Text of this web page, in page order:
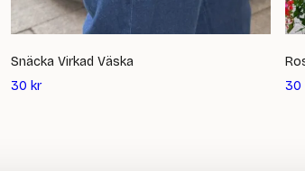
Snäcka Virkad Väska
30 krDet
30